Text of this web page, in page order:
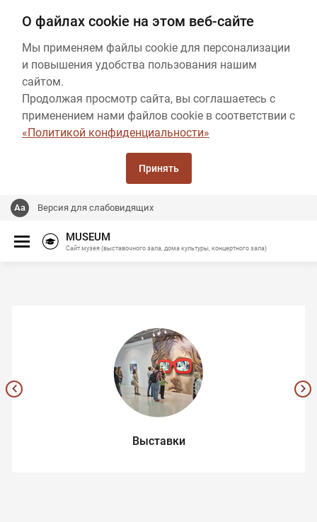
О файлах cookie на этом веб-сайте
Мы применяем файлы cookie для персонализации
и повышения удобства пользования нашим
сайтом.
Продолжая просмотр сайта, вы соглашаетесь с
применением нами файлов cookie в соответствии с
«Политикой конфиденциальности»
Принять
Версия для слабовидящих
MUSEUM
Сайт музея (выставочного зала, дома культуры, концертного зала)
Выставки